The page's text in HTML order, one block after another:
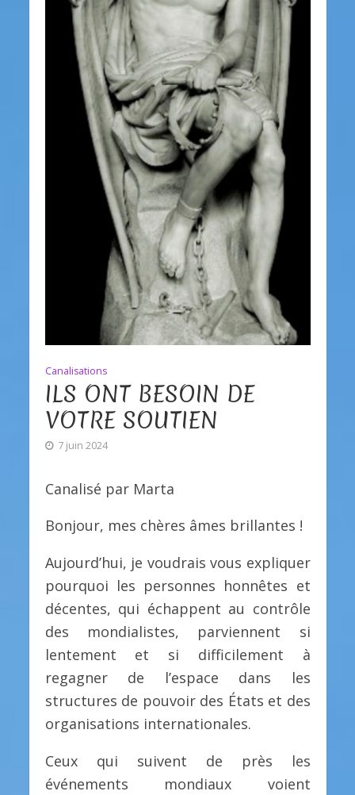
Canalisations
ILS ONT BESOIN DE
VOTRE SOUTIEN
7 juin 2024
Canalisé par Marta
Bonjour, mes chères âmes brillantes !
Aujourd’hui, je voudrais vous expliquer
pourquoi les personnes honnêtes et
décentes, qui échappent au contrôle
des mondialistes, parviennent si
lentement et si difficilement à
regagner de l’espace dans les
structures de pouvoir des États et des
organisations internationales.
Ceux qui suivent de près les
événements mondiaux voient